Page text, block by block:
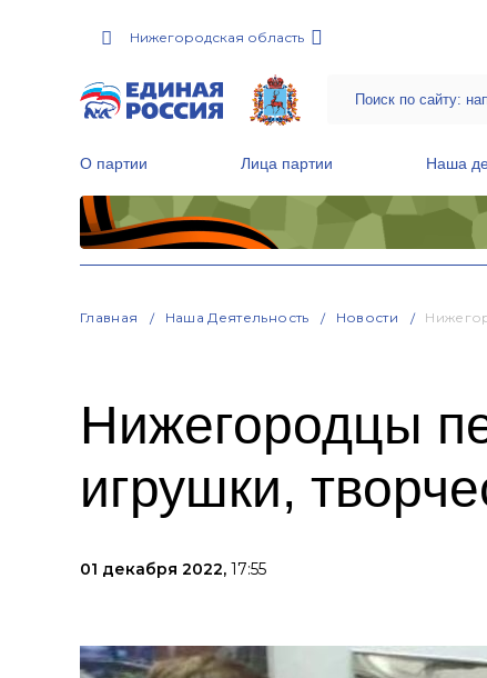
Нижегородская область
О партии Лица партии Наша
Главная Наша Деятельность Новости
Нижегородцы
игрушки,
01 декабря 2022, 17:55